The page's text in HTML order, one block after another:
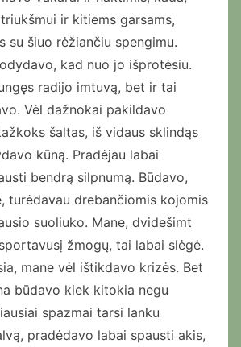
ir kitiems garsams,
su šiuo rėžiančiu spengimu.
kad nuo jo išprotėsiu.
radijo imtuvą, bet ir tai
Vėl dažnokai pakildavo
šaltas, iš vidaus sklindąs
kūną. Pradėjau labai
bendrą silpnumą. Būdavo,
turėdavau drebančiomis kojomis
suoliuko. Mane, dvidešimt
žmogų, tai labai slėgė.
mane vėl ištikdavo krizės. Bet
būdavo kiek kitokia negu
spazmai tarsi lanku
pradėdavo labai spausti akis,